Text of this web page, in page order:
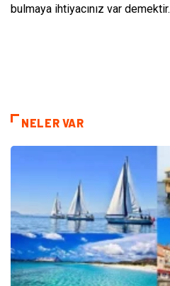
bulmaya ihtiyacınız var demektir.
NELER VAR